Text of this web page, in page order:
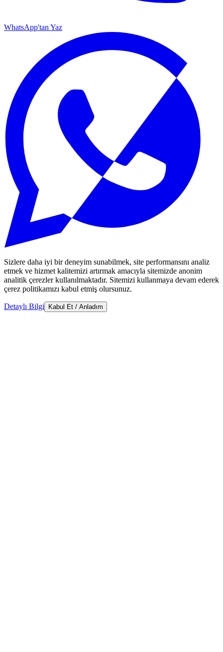
WhatsApp'tan Yaz
Sizlere daha iyi bir deneyim sunabilmek, site performansını analiz
etmek ve hizmet kalitemizi artırmak amacıyla sitemizde anonim
analitik çerezler kullanılmaktadır. Sitemizi kullanmaya devam ederek
çerez politikamızı kabul etmiş olursunuz.
Detaylı Bilgi Kabul Et / Anladım